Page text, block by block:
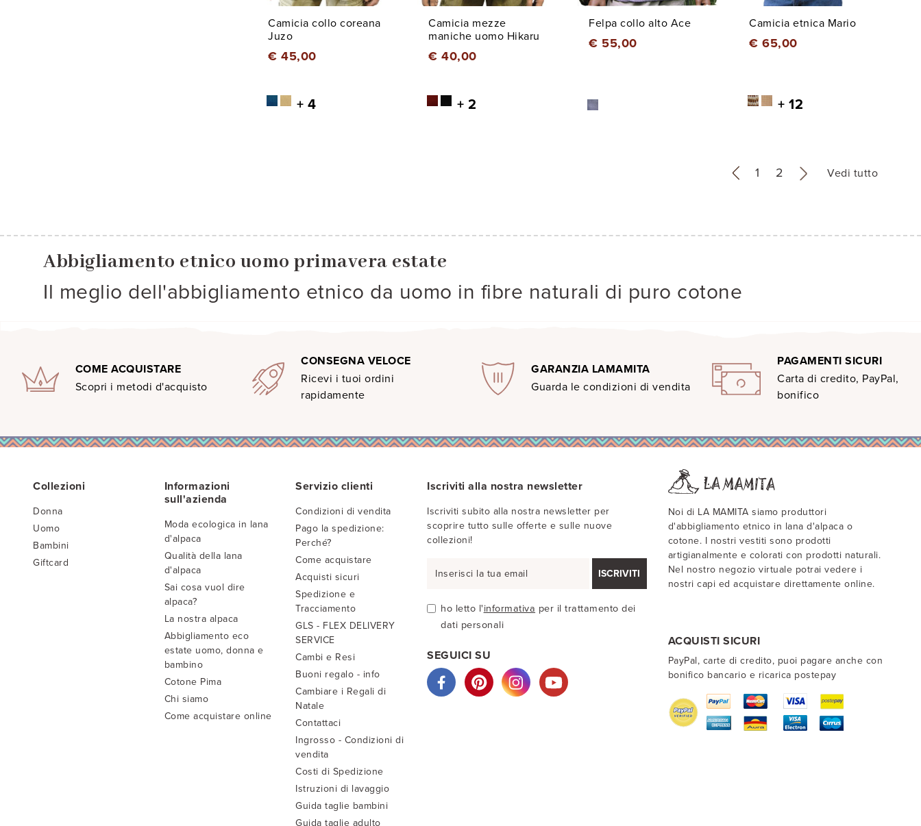
Camicia collo coreana
Juzo
€ 45,00
+ 4
Camicia mezze
maniche uomo Hikaru
€ 40,00
+ 2
Felpa collo alto Ace
€ 55,00
Camicia etnica Mario
€ 65,00
+ 12
« 1 2 » Vedi tutto
Abbigliamento etnico uomo primavera estate
Il meglio dell'abbigliamento etnico da uomo in fibre naturali di puro cotone
COME ACQUISTARE
Scopri i metodi d'acquisto
CONSEGNA VELOCE
Ricevi i tuoi ordini
rapidamente
GARANZIA LAMAMITA
Guarda le condizioni di vendita
PAGAMENTI SICURI
Carta di credito, PayPal,
bonifico
Collezioni
Donna
Uomo
Bambini
Giftcard
Informazioni
sull'azienda
Moda ecologica in lana
d'alpaca
Qualità della lana
d'alpaca
Sai cosa vuol dire
alpaca?
La nostra alpaca
Abbigliamento eco
estate uomo, donna e
bambino
Cotone Pima
Chi siamo
Come acquistare online
Servizio clienti
Condizioni di vendita
Pago la spedizione:
Perché?
Come acquistare
Acquisti sicuri
Spedizione e
Tracciamento
GLS - FLEX DELIVERY
SERVICE
Cambi e Resi
Buoni regalo - info
Cambiare i Regali di
Natale
Contattaci
Ingrosso - Condizioni di
vendita
Costi di Spedizione
Istruzioni di lavaggio
Guida taglie bambini
Guida taglie adulto
Iscriviti alla nostra newsletter
Iscriviti subito alla nostra newsletter per
scoprire tutto sulle offerte e sulle nuove
collezioni!
ISCRIVITI
ho letto l'informativa per il trattamento dei
dati personali
SEGUICI SU
Noi di LA MAMITA siamo produttori
d'abbigliamento etnico in lana d'alpaca o
cotone. I nostri vestiti sono prodotti
artigianalmente e colorati con prodotti naturali.
Nel nostro negozio virtuale potrai vedere i
nostri capi ed acquistare direttamente online.
ACQUISTI SICURI
PayPal, carte di credito, puoi pagare anche con
bonifico bancario e ricarica postepay